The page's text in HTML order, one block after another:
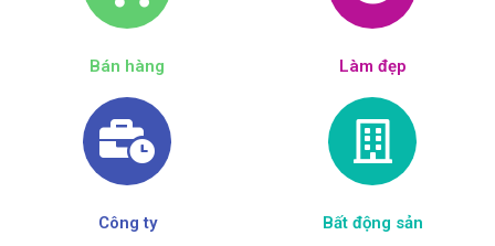
Bán hàng Làm đẹp​
Công ty Bất động sản